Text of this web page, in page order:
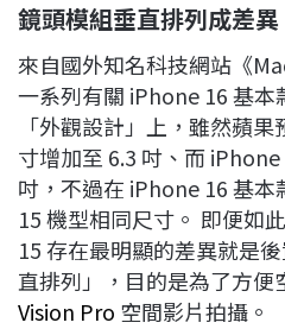
鏡頭模組垂直排列成差異
來自國外知名科技網站《
一系列有關 iPhone 16 基
「外觀設計」上，雖然蘋
寸增加至 6.3 吋、而
吋，不過在 iPhone 16 基
15 機型相同尺寸。 即便如
15 存在最明顯的差異就是
直排列」，目的是為了方便
Vision Pro 空間影片拍攝。